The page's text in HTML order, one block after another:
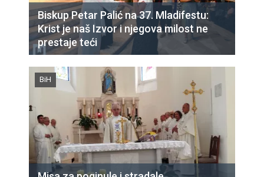
Biskup Petar Palić na 37. Mladifestu:
Krist je naš Izvor i njegova milost ne
prestaje teći
BiH